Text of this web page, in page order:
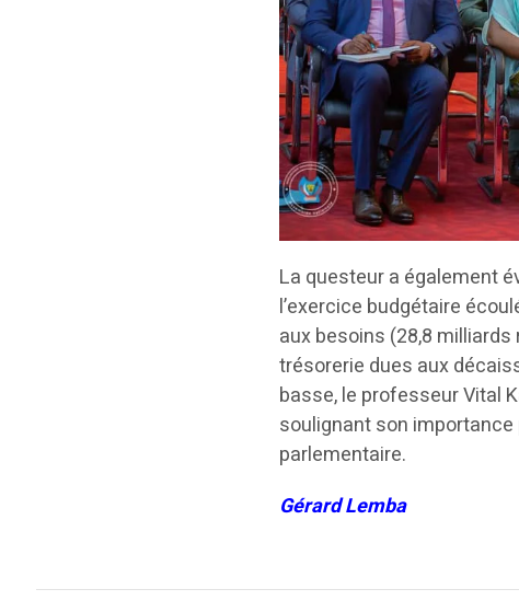
La questeur a également
l’exercice budgétaire
aux besoins (28,8
trésorerie dues aux
basse, le professeur Vital
soulignant son
parlementaire.
Gérard Lemba